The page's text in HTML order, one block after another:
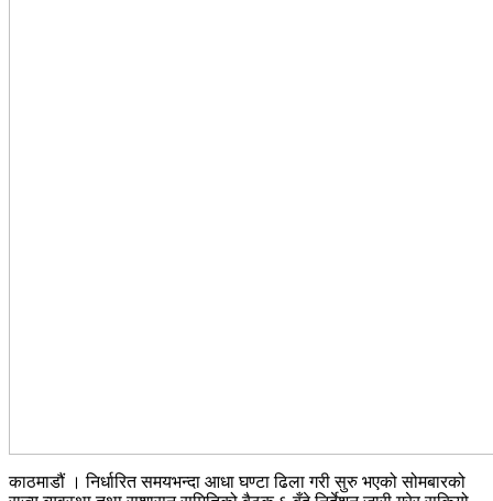
काठमाडौं । निर्धारित समयभन्दा आधा घण्टा ढिला गरी सुरु भएको सोमबारको